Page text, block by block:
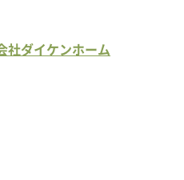
社ダイケンホーム